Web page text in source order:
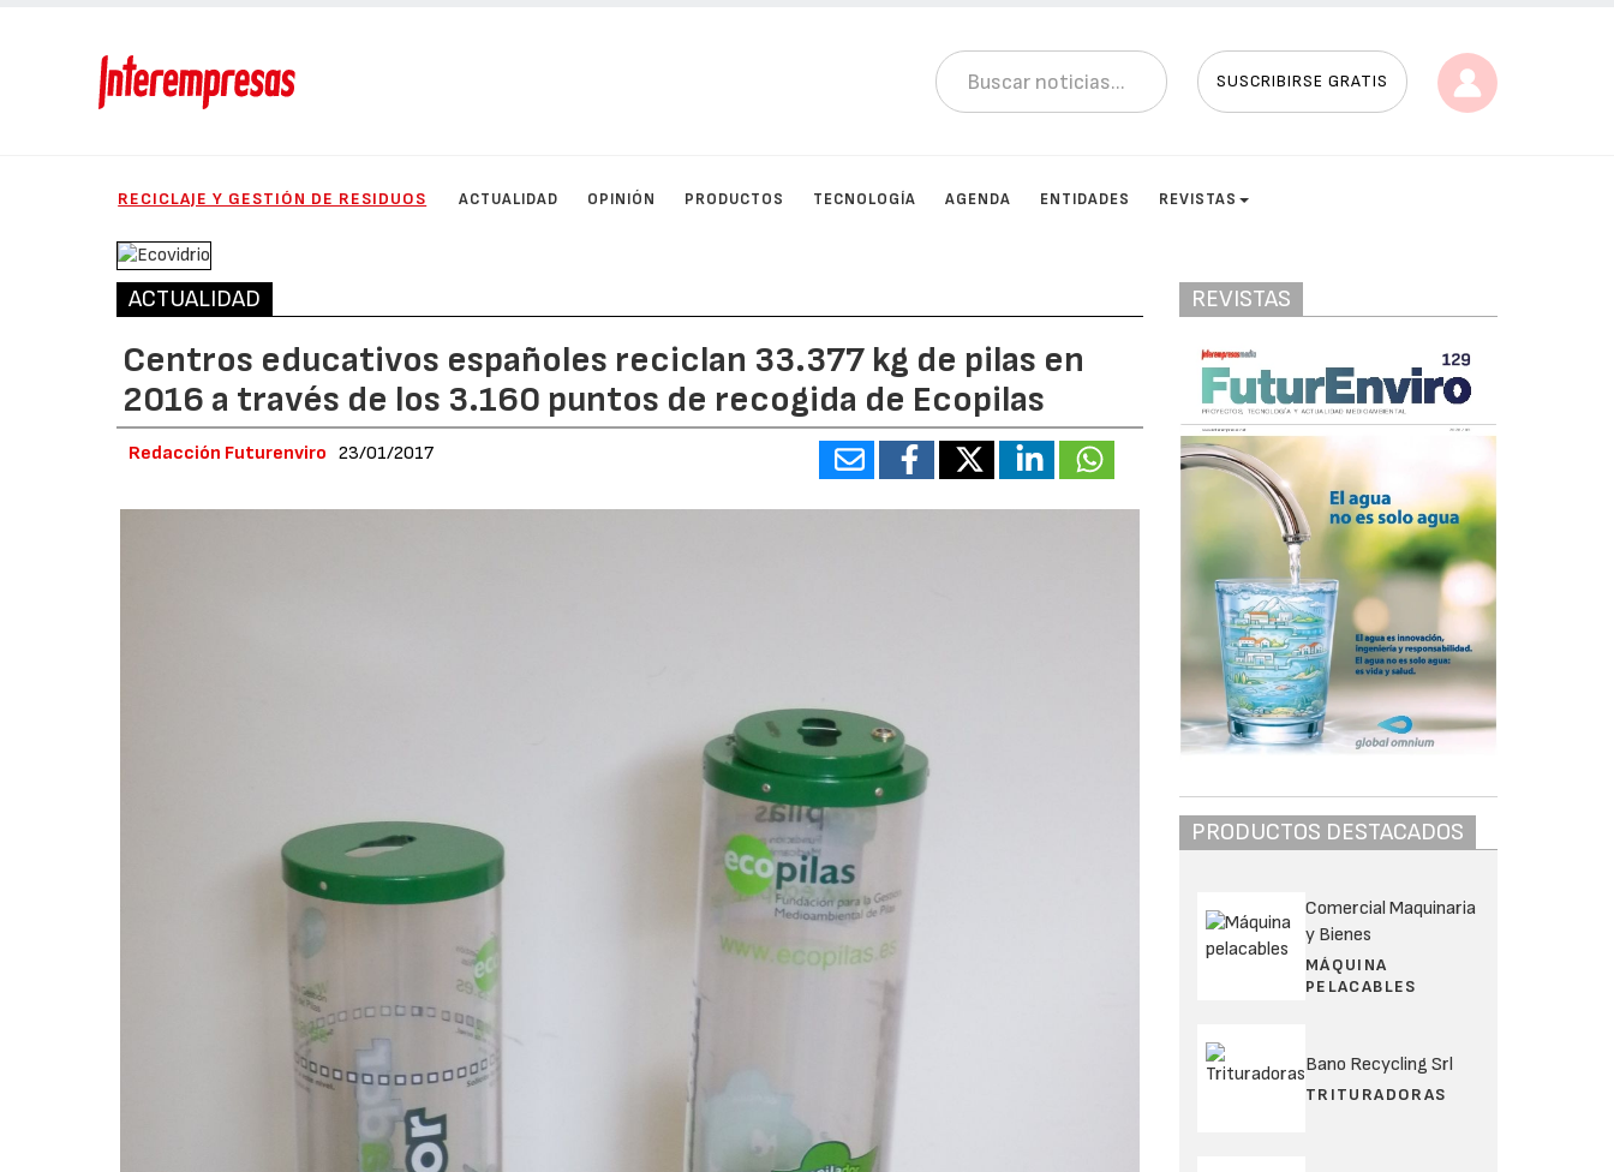
SUSCRIBIRSE GRATIS
RECICLAJE Y GESTIÓN DE RESIDUOS ACTUALIDAD OPINIÓN PRODUCTOS TECNOLOGÍA AGENDA ENTIDADES REVISTAS
ACTUALIDAD
Centros educativos españoles reciclan 33.377 kg de pilas en
2016 a través de los 3.160 puntos de recogida de Ecopilas
Redacción Futurenviro 23/01/2017
REVISTAS
PRODUCTOS DESTACADOS
Comercial Maquinaria
y Bienes
MÁQUINA
PELACABLES
Bano Recycling Srl
TRITURADORAS